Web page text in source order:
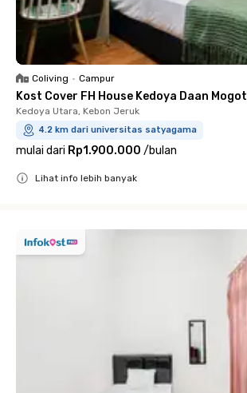
Coliving • Campur
Kost Cover FH House Kedoya Daan Mogot
Kedoya Utara, Kebon Jeruk
4.2 km dari universitas satyagama
mulai dari Rp1.900.000 /bulan
Lihat info lebih banyak